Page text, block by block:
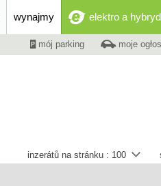
wynajmy elektro a hybryd
mój parking moje
inzerátů na stránku : 100